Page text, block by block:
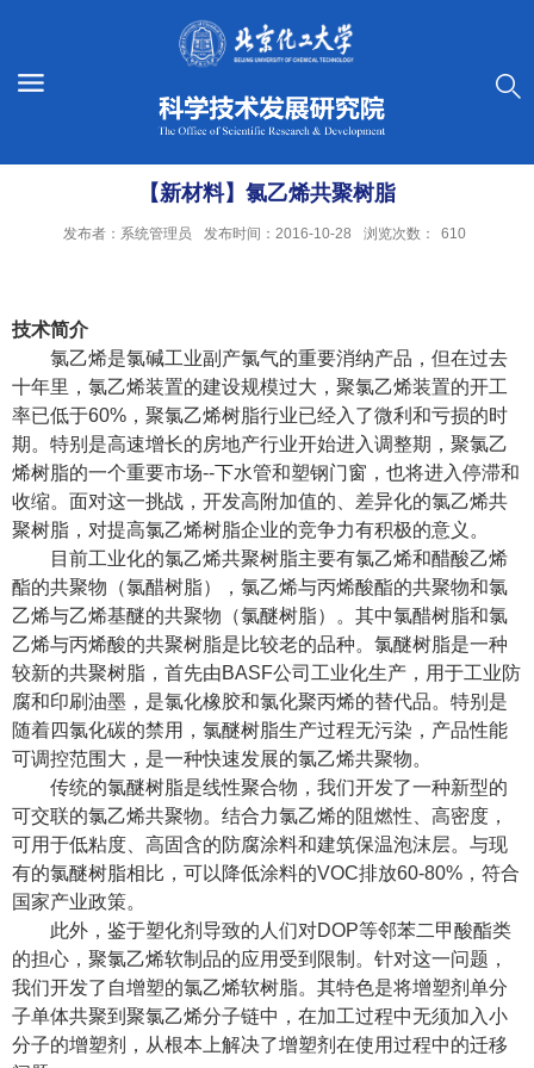
【新材料】氯乙烯共聚树脂
发布者：系统管理员 发布时间：2016-10-28 浏览次数： 610
技术简介
氯乙烯是氯碱工业副产氯气的重要消纳产品，但在过去
十年里，氯乙烯装置的建设规模过大，聚氯乙烯装置的开工
率已低于60% ，聚氯乙烯树脂行业已经入了微利和亏损的时
期。特别是高速增长的房地产行业开始进入调整期，聚氯乙
烯树脂的一个重要市场--下水管和塑钢门窗，也将进入停滞和
收缩。面对这一挑战，开发高附加值的、差异化的氯乙烯共
聚树脂，对提高氯乙烯树脂企业的竞争力有积极的意义。
目前工业化的氯乙烯共聚树脂主要有氯乙烯和醋酸乙烯
酯的共聚物（氯醋树脂），氯乙烯与丙烯酸酯的共聚物和氯
乙烯与乙烯基醚的共聚物（氯醚树脂）。其中氯醋树脂和氯
乙烯与丙烯酸的共聚树脂是比较老的品种。氯醚树脂是一种
较新的共聚树脂，首先由BASF公司工业化生产，用于工业防
腐和印刷油墨，是氯化橡胶和氯化聚丙烯的替代品。特别是
随着四氯化碳的禁用，氯醚树脂生产过程无污染，产品性能
可调控范围大，是一种快速发展的氯乙烯共聚物。
传统的氯醚树脂是线性聚合物，我们开发了一种新型的
可交联的氯乙烯共聚物。结合力氯乙烯的阻燃性、高密度，
可用于低粘度、高固含的防腐涂料和建筑保温泡沫层。与现
有的氯醚树脂相比，可以降低涂料的VOC排放60-80% ，符合
国家产业政策。
此外，鉴于塑化剂导致的人们对DOP等邻苯二甲酸酯类
的担心，聚氯乙烯软制品的应用受到限制。针对这一问题，
我们开发了自增塑的氯乙烯软树脂。其特色是将增塑剂单分
子单体共聚到聚氯乙烯分子链中，在加工过程中无须加入小
分子的增塑剂，从根本上解决了增塑剂在使用过程中的迁移